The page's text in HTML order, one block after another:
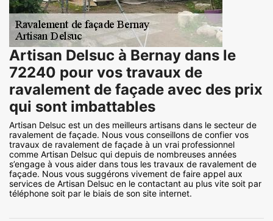
Artisan Delsuc à Bernay dans le
72240 pour vos travaux de
ravalement de façade avec des prix
qui sont imbattables
Artisan Delsuc est un des meilleurs artisans dans le secteur de
ravalement de façade. Nous vous conseillons de confier vos
travaux de ravalement de façade à un vrai professionnel
comme Artisan Delsuc qui depuis de nombreuses années
s’engage à vous aider dans tous les travaux de ravalement de
façade. Nous vous suggérons vivement de faire appel aux
services de Artisan Delsuc en le contactant au plus vite soit par
téléphone soit par le biais de son site internet.